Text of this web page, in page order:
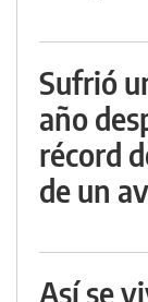
Sufrió
año
récord
de un
Así se